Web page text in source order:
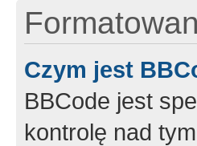
Czym jest
BBCode jest
kontrolę nad